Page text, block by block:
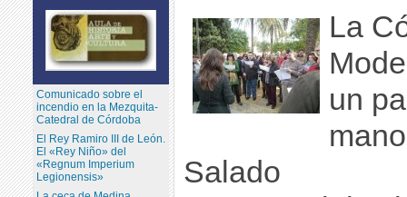
La
un
Salado
Comunicado sobre el
incendio en la Mezquita-
Catedral de Córdoba
El Rey Ramiro III de León.
El «Rey Niño» del
«Regnum Imperium
Legionensis»